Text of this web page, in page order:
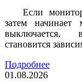
Если
затем начинает
выключается,
становится
Подробнее
01.08.2026